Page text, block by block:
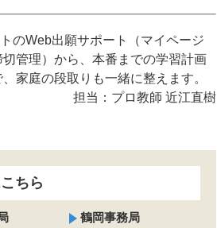
のWeb出願サポート（マイページ
管理）から、本番までの学習計画
家庭の段取りも一緒に整えます。
担当：プロ教師 近江直樹
ちら
鶴岡事務局